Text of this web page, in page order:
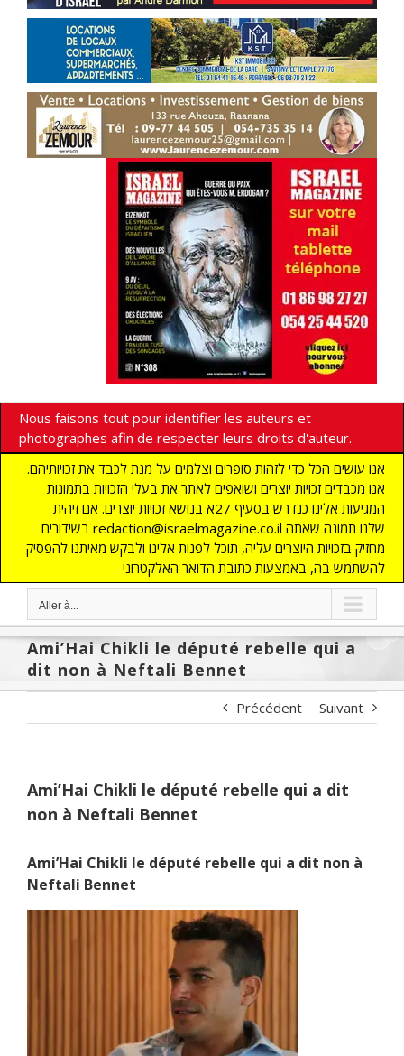
Nous faisons tout pour identifier les auteurs et
photographes afin de respecter leurs droits d'auteur.
אנו עושים הכל כדי לזהות סופרים וצלמים על מנת לכבד את זכויותיהם.
אנו מכבדים זכויות יוצרים ושואפים לאתר את בעלי הזכויות בתמונות
המגיעות אלינו כנדרש בסעיף 27א בנושא זכויות יוצרים. אם זיהית
בשידורים redaction@israelmagazine.co.il שלנו תמונה שאתה
מחזיק בזכויות היוצרים עליה, תוכל לפנות אלינו ולבקש מאיתנו להפסיק
להשתמש בה, באמצעות כתובת הדואר האלקטרוני
Aller à...
Ami’Hai Chikli le député rebelle qui a
dit non à Neftali Bennet
Précédent Suivant
Ami’Hai Chikli le député rebelle qui a dit
non à Neftali Bennet
Ami’Hai Chikli le député rebelle qui a dit non à
Neftali Bennet